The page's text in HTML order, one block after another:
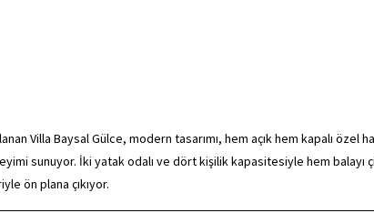
Villa Baysal Gülce, modern tasarımı, hem açık hem kapalı özel
sunuyor. İki yatak odalı ve dört kişilik kapasitesiyle hem balayı
ön plana çıkıyor.